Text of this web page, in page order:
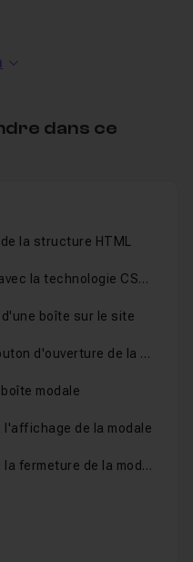
tuto
modale
de la modale grâce
de l'utilisateur sur un
de votre site
comment animer
de la modale.
pratique
gymnastique de code,
tous les cas similaires
dans ce
la structure HTML
Mise en page avec la technologie CSS-Grid
boîte sur le site
Création du bouton d'ouverture de la modale
modale
l'affichage de la modale
On programme la fermeture de la modale